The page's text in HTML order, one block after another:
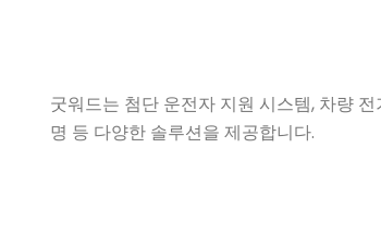
굿워드는 첨단 운전자 지원 시스템, 차량
명 등 다양한 솔루션을 제공합니다.